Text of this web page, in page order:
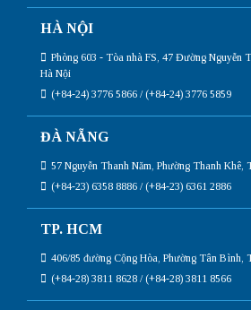
HÀ NỘI
Phòng 603 - Tòa nhà FS, 47 Đường Nguyễn
Hà Nội
(+84-24) 3776 5866 / (+84-24) 3776 5859
ĐÀ NẴNG
57 Nguyễn Thanh Năm, Phường Thanh Khê,
(+84-23) 6358 8886 / (+84-23) 6361 2886
TP. HCM
406/85 đường Cộng Hòa, Phường Tân Bình,
(+84-28) 3811 8628 / (+84-28) 3811 8566